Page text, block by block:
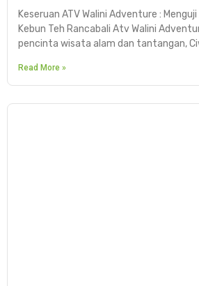
Keseruan ATV Walini Adventure :
Kebun Teh Rancabali Atv Walini
pencinta wisata alam dan tantangan,
Read More »